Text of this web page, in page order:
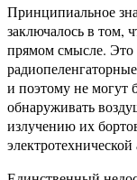
Принципиальное
заключалось в том,
прямом смысле. Это
и поэтому не
обнаруживать
излучению их